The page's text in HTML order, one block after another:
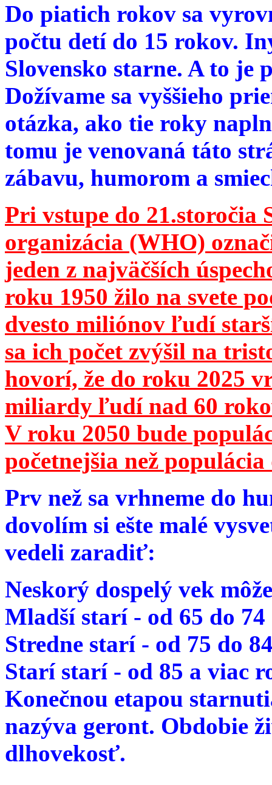
Do piatich rokov sa
počtu detí do 15 rokov.
Slovensko starne. A to je
Dožívame sa vyššieho
otázka, ako tie roky
tomu je venovaná táto
zábavu, humorom a
Pri vstupe do 21.storočia
organizácia (WHO)
jeden z najväčších
roku 1950 žilo na svete
dvesto miliónov ľudí
sa ich počet zvýšil na
hovorí, že do roku 2025
miliardy ľudí nad 60
V roku 2050 bude
početnejšia než
Prv než sa vrhneme do
dovolím si ešte malé
vedeli zaradiť:
Neskorý dospelý vek
Mladší starí - od 65 do
Stredne starí - od 75 do
Starí starí - od 85 a viac
Konečnou etapou
nazýva geront. Obdobie
dlhovekosť.